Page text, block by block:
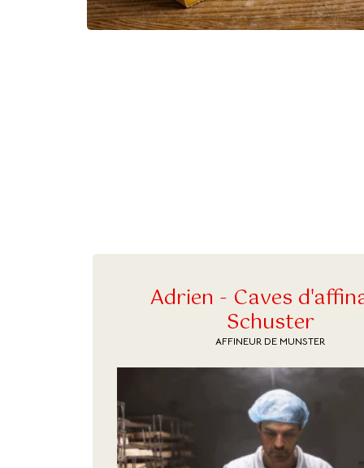
Adrien - Caves
Schuster
AFFINEUR DE MUNSTER